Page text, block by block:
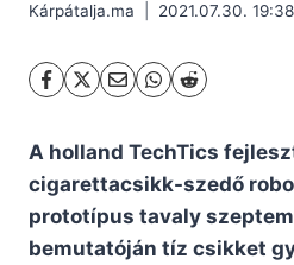
Kárpátalja.ma 2021.07.30. 19:38
A holland TechTics
cigarettacsikk-szedő
prototípus tavaly
bemutatóján tíz csikket